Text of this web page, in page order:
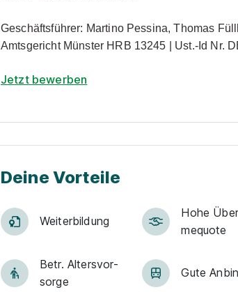
Geschäftsführer: Martino Pessina, Thomas
Amtsgericht Münster HRB 13245 | Ust.-Id Nr.
Jetzt bewerben
Deine Vorteile
Weiter­bildung
Hohe
me­quote
Betr. Alters­vor­
sorge
Gute